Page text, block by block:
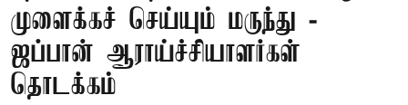
முளைக்கச் செய்யும் மருந்து -
ஜப்பான் ஆராய்ச்சியாளர்கள்
தொடக்கம்